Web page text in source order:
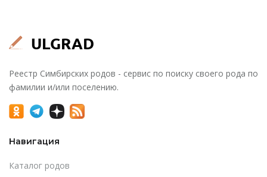
Реестр Симбирских родов - сервис по поиску своего рода по
фамилии и/или поселению.
Навигация
Каталог родов